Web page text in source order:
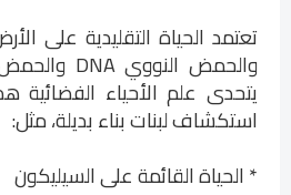
تعتمد الحياة التقليدية على
يتحدى علم الأحياء
استكشاف لبنات بناء بديلة، مثل:
* الحياة القائمة على السيليكون